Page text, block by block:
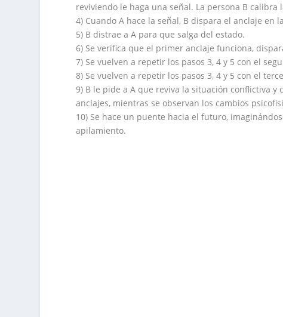
reviviendo le haga una señal. La persona B calibra
4) Cuando A hace la señal, B dispara el anclaje
5) B distrae a A para que salga del estado.
6) Se verifica que el primer anclaje funciona,
7) Se vuelven a repetir los pasos 3, 4 y 5 con el
8) Se vuelven a repetir los pasos 3, 4 y 5 con el
9) B le pide a A que reviva la situación conflictiva
anclajes, mientras se observan los cambios
10) Se hace un puente hacia el futuro,
apilamiento.